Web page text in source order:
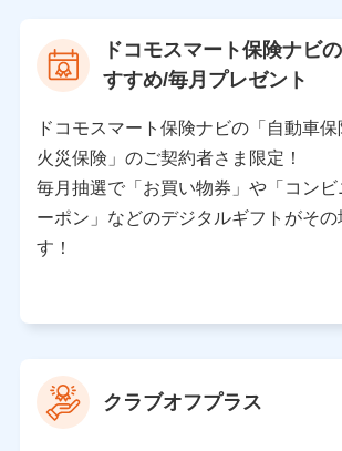
当社又は株式会社NTTドコモが提供す
スにおけるユーザ登録受付および管理の
を受けている保険会社・提携会社の保
情報を提供するため、また維持管理等
ため、またそれらに付帯、関連する当社
ドコモおよび提携会社のサービスを案内
（各サービスで取得したサービス利用履
トの閲覧履歴、購買履歴、ご契約内容等
ータを分析して、お客さまの趣味・嗜好
上記に係る案内・手続き・管理等付帯業
【当該個人データの管理について責任を有
所・代表者名】
ドコモスマート保険ナビ
すすめ/毎月プレゼント
ドコモスマート保険ナビの「自動車
火災保険」のご契約者さま限定！
毎月抽選で「お買い物券」や「コンビ
ーポン」などのデジタルギフトがその
す！
クラブオフプラス